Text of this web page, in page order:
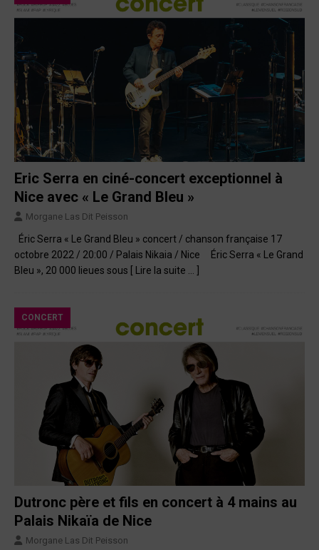
Eric Serra en ciné-concert exceptionnel à
Nice avec « Le Grand Bleu »
Morgane Las Dit Peisson
Éric Serra « Le Grand Bleu » concert / chanson française 17
octobre 2022 / 20:00 / Palais Nikaia / Nice Éric Serra « Le Grand
Bleu », 20 000 lieues sous
[ Lire la suite … ]
CONCERT
Dutronc père et fils en concert à 4 mains au
Palais Nikaïa de Nice
Morgane Las Dit Peisson